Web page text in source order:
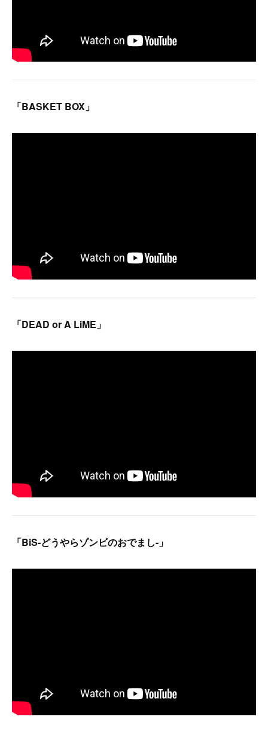
「BASKET BOX」
「DEAD or A LiME」
「BiS-どうやらゾンビのおでまし-」